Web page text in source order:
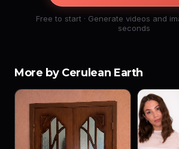
Free to start · Generate videos and
seconds
More by Cerulean Earth